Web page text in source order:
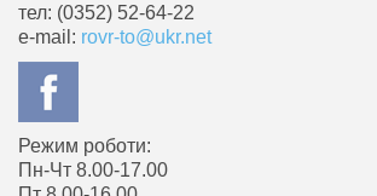
тел: (0352) 52-64-22
e-mail: rovr-to@ukr.net
Режим роботи:
Пн-Чт 8.00-17.00